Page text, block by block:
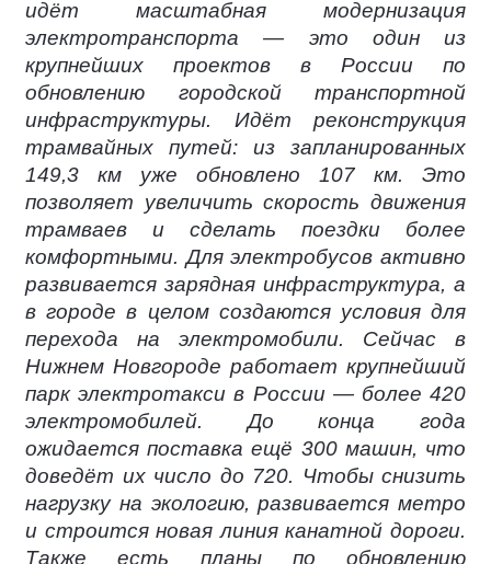
идёт масштабная модернизация
электротранспорта — это один из
крупнейших проектов в России по
обновлению городской транспортной
инфраструктуры. Идёт реконструкция
трамвайных путей: из запланированных
149,3 км уже обновлено 107 км. Это
позволяет увеличить скорость движения
трамваев и сделать поездки более
комфортными. Для электробусов активно
развивается зарядная инфраструктура, а
в городе в целом создаются условия для
перехода на электромобили. Сейчас в
Нижнем Новгороде работает крупнейший
парк электротакси в России — более 420
электромобилей. До конца года
ожидается поставка ещё 300 машин, что
доведёт их число до 720. Чтобы снизить
нагрузку на экологию, развивается метро
и строится новая линия канатной дороги.
Также есть планы по обновлению